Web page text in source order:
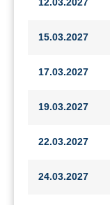
12.03.2027
15.03.2027
17.03.2027
19.03.2027
22.03.2027
24.03.2027